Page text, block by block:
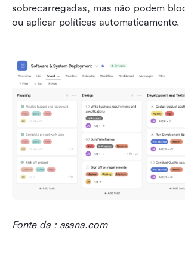
sobrecarregadas, mas não podem
ou aplicar políticas automaticamente.
Fonte da : asana.com